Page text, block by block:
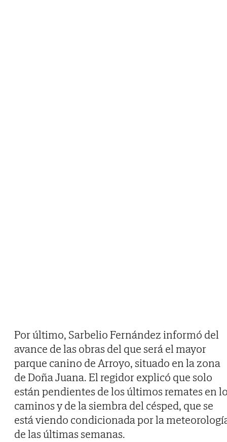
Por último, Sarbelio Fernández informó del
avance de las obras del que será el mayor
parque canino de Arroyo, situado en la zona
de Doña Juana. El regidor explicó que solo
están pendientes de los últimos remates en
caminos y de la siembra del césped, que se
está viendo condicionada por la
de las últimas semanas.